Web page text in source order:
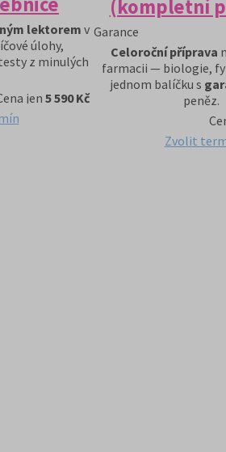
lektorem v
úlohy,
z minulých
jen 5 590 Kč
(kompletní
Garance
Celoroční příprava
farmacii — biologie,
jednom balíčku s
peněz.
Zvolit